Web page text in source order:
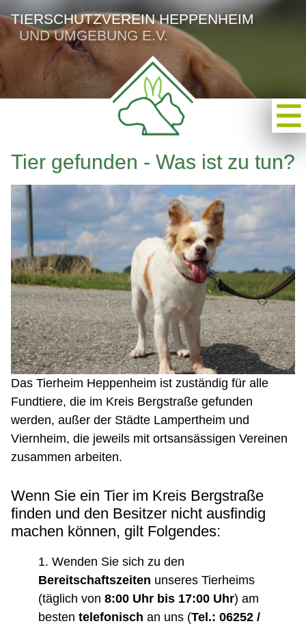
TIERSCHUTZVEREIN HEPPENHEIM
UND UMGEBUNG E.V.
Tier gefunden - Was ist zu tun?
Das Tierheim Heppenheim ist zuständig für alle
Fundtiere, die im Kreis Bergstraße gefunden
werden, außer der Städte Lampertheim und
Viernheim, die jeweils mit ortsansässigen Vereinen
zusammen arbeiten.
Wenn Sie ein Tier im Kreis Bergstraße
finden und den Besitzer nicht ausfindig
machen können, gilt Folgendes:
Wenden Sie sich zu den
Bereitschaftszeiten unseres Tierheims
(täglich von 8:00 Uhr bis 17:00 Uhr) am
besten telefonisch an uns (Tel.: 06252 /